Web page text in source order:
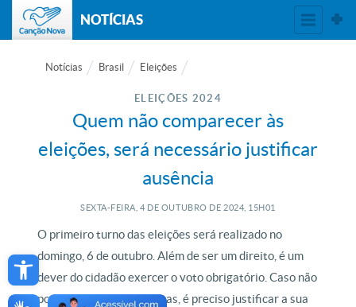
Open toolbar
NOTÍCIAS
Notícias Brasil Eleições
ELEIÇÕES 2024
Quem não comparecer às
eleições, será necessário justificar
ausência
SEXTA-FEIRA, 4 DE OUTUBRO DE 2024, 15H01
O primeiro turno das eleições será realizado no
domingo, 6 de outubro. Além de ser um direito, é um
dever do cidadão exercer o voto obrigatório. Caso não
possa comparecer às urnas, é preciso justificar a sua